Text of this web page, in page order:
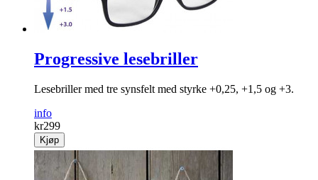
Progressive lesebriller
Lesebriller med tre synsfelt med styrke +0,25, +1,5 og +3.
info
kr299
Kjøp